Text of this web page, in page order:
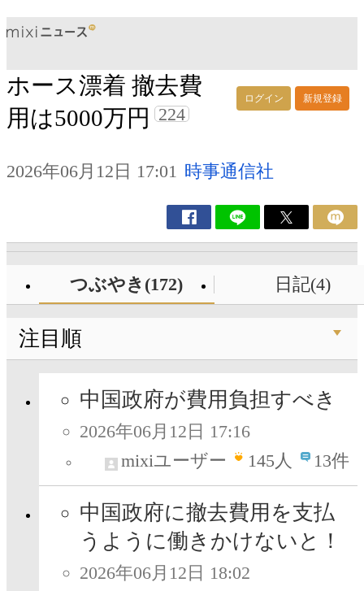
ログイン 新規登録
ホース漂着 撤去費
用は5000万円
224
2026年06月12日 17:01 時事通信社
つぶやき(172) 日記(4)
注目順
中国政府が費用負担すべき
2026年06月12日 17:16
mixiユーザー
145人 13件
中国政府に撤去費用を支払
うように働きかけないと！
2026年06月12日 18:02